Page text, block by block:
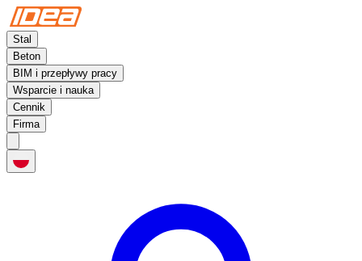
Stal
Beton
BIM i przepływy pracy
Wsparcie i nauka
Cennik
Firma